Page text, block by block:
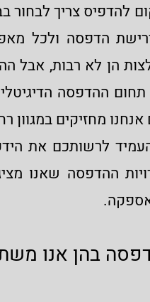
להדפיס צריך לבחור
הדפסה ולכל
הן לא רבות, אבל
ההדפסה
אנחנו מחזיקים
לרשותכם את
בהן אנו